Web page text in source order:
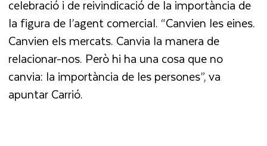
celebració i de reivindicació de la importància de
la figura de l’agent comercial. “Canvien les eines.
Canvien els mercats. Canvia la manera de
relacionar-nos. Però hi ha una cosa que no
canvia: la importància de les persones”, va
apuntar Carrió.